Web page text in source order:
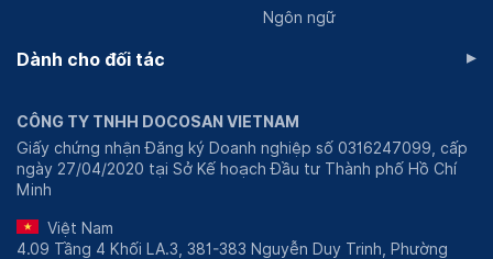
Ngôn ngữ
Dành cho đối tác ▸
CÔNG TY TNHH DOCOSAN VIETNAM
Giấy chứng nhận Đăng ký Doanh nghiệp số 0316247099, cấp
ngày 27/04/2020 tại Sở Kế hoạch Đầu tư Thành phố Hồ Chí
Minh
Việt Nam
4.09 Tầng 4 Khối LA.3, 381-383 Nguyễn Duy Trinh, Phường